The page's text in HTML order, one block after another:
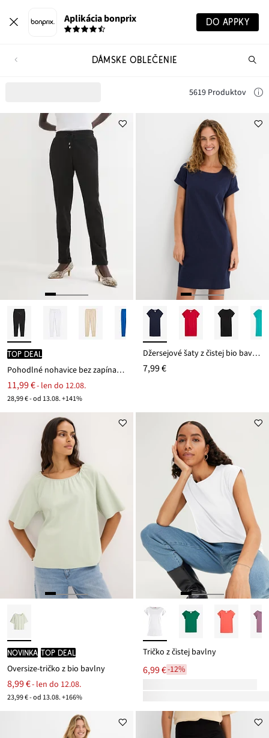
Aplikácia bonprix DO APPKY
DÁMSKE OBLEČENIE
5619 Produktov
TOP DEAL
Pohodlné nohavice bez zapínania Punto di Roma
11,99 €- len do 12.08.
28,99 € - od 13.08. +141%
Džersejové šaty z čistej bio bavlny
7,99 €
novinka TOP DEAL
Oversize-tričko z bio bavlny
8,99 €- len do 12.08.
23,99 € - od 13.08. +166%
Tričko z čistej bavlny
6,99 €-12%